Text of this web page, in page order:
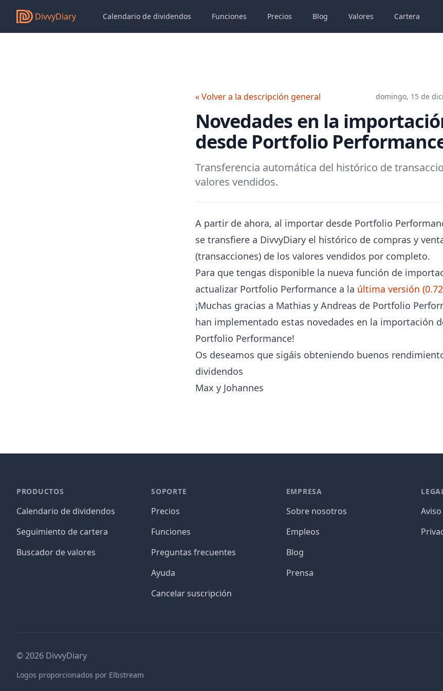
DivvyDiary Calendario de dividendos Funciones Precios Blog Valores Cartera
« Volver a la descripción general domingo, 15 de
Novedades en la
desde Portfolio
Transferencia automática del histórico de
valores vendidos.
A partir de ahora, al importar desde Portfolio
se transfiere a DivvyDiary el histórico de compras y
(transacciones) de los valores vendidos por completo.
Para que tengas disponible la nueva función de
actualizar Portfolio Performance a la última versión
¡Muchas gracias a Mathias y Andreas de Portfolio
han implementado estas novedades en la importación
Portfolio Performance!
Os deseamos que sigáis obteniendo buenos
dividendos
Max y Johannes
PRODUCTOS
Calendario de dividendos
Seguimiento de cartera
Buscador de valores
SOPORTE
Precios
Funciones
Preguntas frecuentes
Ayuda
Cancelar suscripción
EMPRESA
Sobre nosotros
Empleos
Blog
Prensa
©2026 DivvyDiary
Logos proporcionados por Elbstream